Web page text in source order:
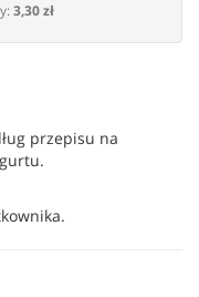
3,30 zł
przepisu na